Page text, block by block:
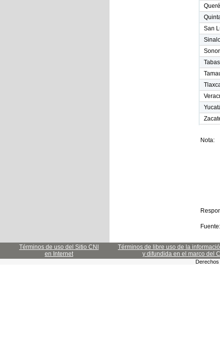
San
Nota:
Fuente:
Términos de uso del Sitio CNI
en Internet
Términos de libre uso de la
y difundida en el marco del